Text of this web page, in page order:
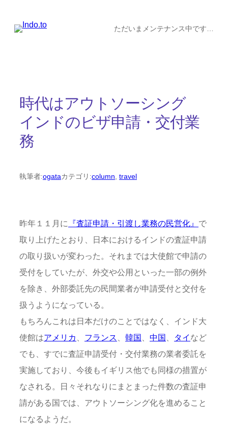
ただいまメンテナンス中です…
時代はアウトソーシング
インドのビザ申請・交付業
務
執筆者:ogataカテゴリ:column, travel
昨年１１月に 『査証申請・引渡し業務の民営化』 で
取り上げたとおり、日本におけるインドの査証申請
の取り扱いが変わった。それまでは大使館で申請の
受付をしていたが、外交や公用といった一部の例外
を除き、外部委託先の民間業者が申請受付と交付を
扱うようになっている。
もちろんこれは日本だけのことではなく、インド大
使館はアメリカ フランス 韓国 中国 タイ など
でも、すでに査証申請受付・交付業務の業者委託を
実施しており、今後もイギリス他でも同様の措置が
なされる。日々それなりにまとまった件数の査証申
請がある国では、アウトソーシング化を進めること
になるようだ。